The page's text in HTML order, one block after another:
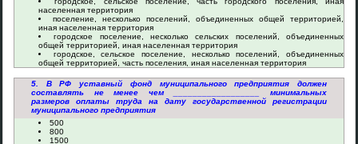
населенная территория
поселение, несколько поселений, объединенных общей территорией,
иная населенная территория
городское поселение, несколько сельских поселений, объединенных
общей территорией, иная населенная территория
городское, сельское поселение, несколько поселений, объединенных
общей территорией, часть поселения, иная населенная территория
5. В РФ уставный фонд муниципального предприятия должен
составлять не менее чем __________________ минимальных
размеров оплаты труда на дату государственной регистрации
муниципального предприятия
500
800
1500